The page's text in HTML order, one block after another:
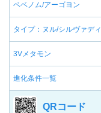
ベベノム/アーゴヨン
タイプ：ヌル/シルヴァディ
3Vメタモン
進化条件一覧
QRコード